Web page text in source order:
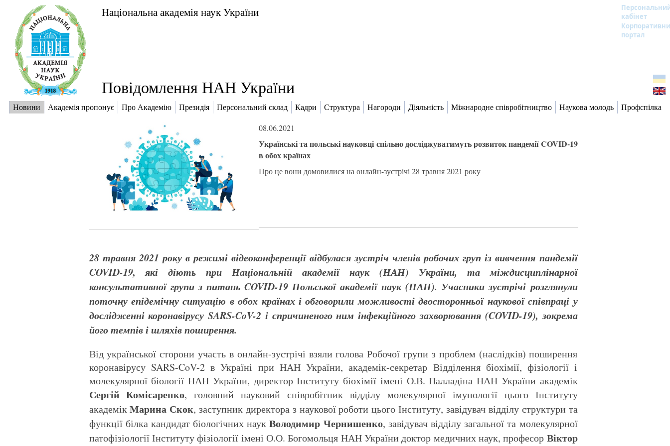
Національна академія наук України
кабінет
портал
Повідомлення НАН України
Новини Академія пропонує Про Академію Президія Персональний склад Кадри Структура Нагороди Діяльність Міжнародне співробітництво Наукова молодь Профспілка
08.06.2021
Українські та польські науковці спільно досліджуватимуть розвиток пандемії COVID-19
в обох країнах
Про це вони домовилися на онлайн-зустрічі 28 травня 2021 року
28 травня 2021 року в режимі відеоконференції відбулася зустріч членів робочих груп із вивчення пандемії
COVID-19, які діють при Національній академії наук (НАН) України, та міждисциплінарної
консультативної групи з питань COVID-19 Польської академії наук (ПАН). Учасники зустрічі розглянули
поточну епідемічну ситуацію в обох країнах і обговорили можливості двосторонньої наукової співпраці у
дослідженні коронавірусуSARS-CoV-2 і спричиненого ним інфекційного захворювання (COVID-19), зокрема
його темпів і шляхів поширення.
Від української сторони участь в онлайн-зустрічі взяли голова Робочої групи з проблем (наслідків) поширення
коронавірусу SARS-CoV-2 в Україні при НАН України, академік-секретар Відділення біохімії, фізіології і
молекулярної біології НАН України, директор Інституту біохімії імені О.В. Палладіна НАН України академік
Сергій Комісаренко, головний науковий співробітник відділу молекулярної імунології цього Інституту
академікМарина Скок, заступник директора з наукової роботи цього Інституту, завідувач відділу структури та
функції білка кандидат біологічних наукВолодимир Чернишенко, завідувач відділу загальної та молекулярної
патофізіології Інституту фізіології імені О.О. Богомольця НАН України доктор медичних наук, професор Віктор